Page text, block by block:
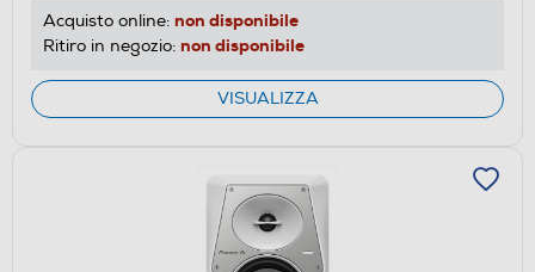
Acquisto online: non disponibile
Ritiro in negozio: non disponibile
VISUALIZZA